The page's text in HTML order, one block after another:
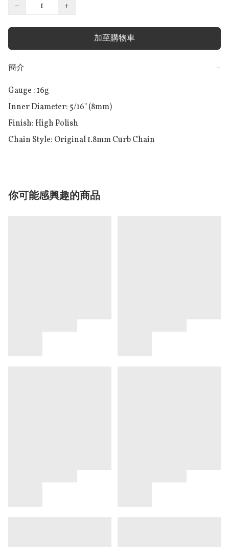
−
+
加至購物車
簡介
−
Gauge : 16g
Inner Diameter: 5/16" (8mm)
Finish: High Polish
Chain Style: Original 1.8mm Curb Chain
你可能感興趣的商品